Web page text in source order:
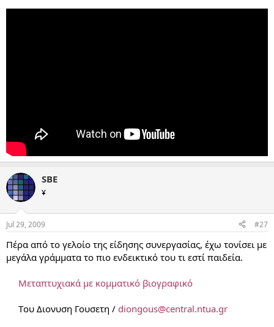
SBE
¥
Jul 29, 2009 #27
Πέρα από το γελοίο της είδησης συνεργασίας, έχω τονίσει με
μεγάλα γράμματα το πιο ενδεικτικό του τι εστί παιδεία.
Μεταπτυχιακά με κομματικό βιογραφικό
Tου Διονυση Γουσετη / diongous@central.ntua.gr